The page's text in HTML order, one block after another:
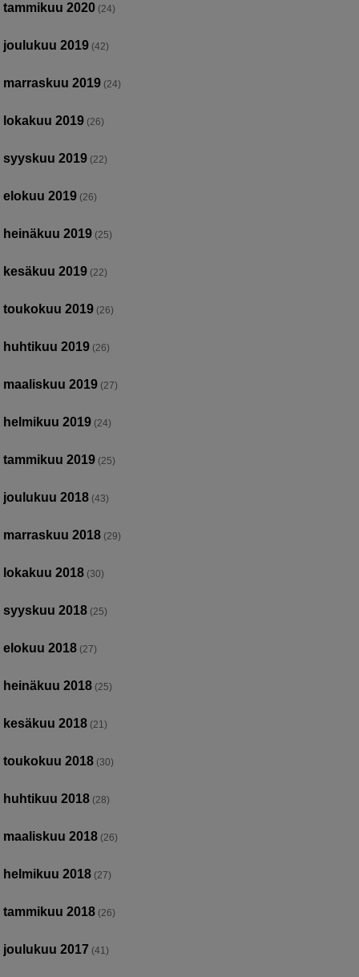
tammikuu 2020 (24)
joulukuu 2019 (42)
marraskuu 2019 (24)
lokakuu 2019 (26)
syyskuu 2019 (22)
elokuu 2019 (26)
heinäkuu 2019 (25)
kesäkuu 2019 (22)
toukokuu 2019 (26)
huhtikuu 2019 (26)
maaliskuu 2019 (27)
helmikuu 2019 (24)
tammikuu 2019 (25)
joulukuu 2018 (43)
marraskuu 2018 (29)
lokakuu 2018 (30)
syyskuu 2018 (25)
elokuu 2018 (27)
heinäkuu 2018 (25)
kesäkuu 2018 (21)
toukokuu 2018 (30)
huhtikuu 2018 (28)
maaliskuu 2018 (26)
helmikuu 2018 (27)
tammikuu 2018 (26)
joulukuu 2017 (41)